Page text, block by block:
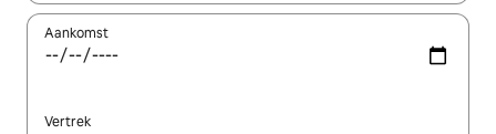
Aankomst
Vertrek